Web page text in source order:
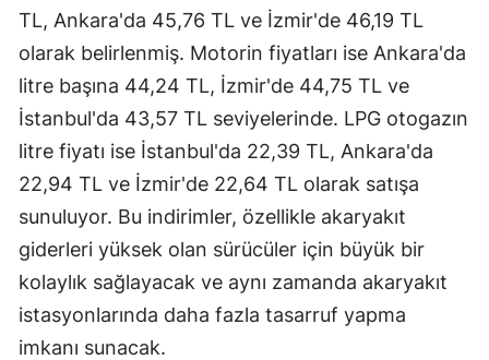
Niğde
Ordu
Sakarya
Samsun
Siirt
Sinop
Sivas
TL, Ankara'da 45,76 TL ve İzmir'de 46,19 TL
olarak belirlenmiş. Motorin fiyatları ise Ankara'da
litre başına 44,24 TL, İzmir'de 44,75 TL ve
İstanbul'da 43,57 TL seviyelerinde. LPG otogazın
litre fiyatı ise İstanbul'da 22,39 TL, Ankara'da
22,94 TL ve İzmir'de 22,64 TL olarak satışa
sunuluyor. Bu indirimler, özellikle akaryakıt
giderleri yüksek olan sürücüler için büyük bir
kolaylık sağlayacak ve aynı zamanda akaryakıt
istasyonlarında daha fazla tasarruf yapma
imkanı sunacak.